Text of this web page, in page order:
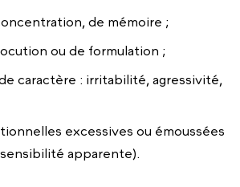
de mémoire ;
ou de formulation ;
caractère : irritabilité, agressivité,
excessives ou émoussées
apparente).